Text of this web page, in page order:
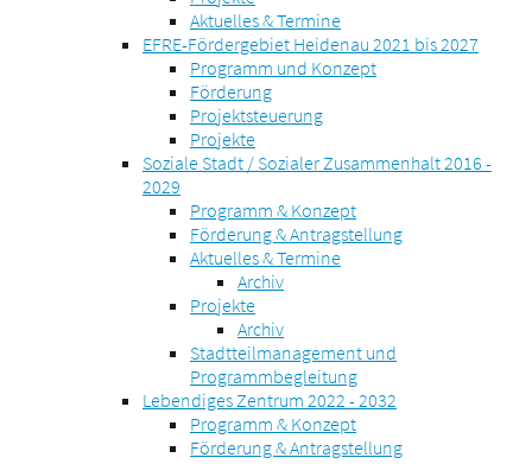
Aktuelles & Termine
EFRE-Fördergebiet Heidenau 2021 bis 2027
Programm und Konzept
Förderung
Projektsteuerung
Projekte
Soziale Stadt / Sozialer Zusammenhalt 2016 -
2029
Programm & Konzept
Förderung & Antragstellung
Aktuelles & Termine
Archiv
Projekte
Archiv
Stadtteilmanagement und
Programmbegleitung
Lebendiges Zentrum 2022 - 2032
Programm & Konzept
Förderung & Antragstellung